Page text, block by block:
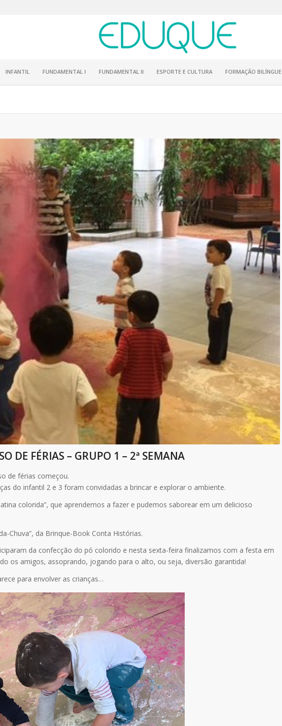
INFANTIL FUNDAMENTAL I FUNDAMENTAL II ESPORTE E CULTURA FORMAÇÃO BILÍNGUE
DE FÉRIAS – GRUPO 1 – 2ª SEMANA
de férias começou.
do infantil 2 e 3 foram convidadas a brincar e explorar o ambiente.
colorida”, que aprendemos a fazer e pudemos saborear em um delicioso
Chuva”, da Brinque-Book Conta Histórias.
da confecção do pó colorido e nesta sexta-feira finalizamos com a festa em
os amigos, assoprando, jogando para o alto, ou seja, diversão garantida!
para envolver as crianças…